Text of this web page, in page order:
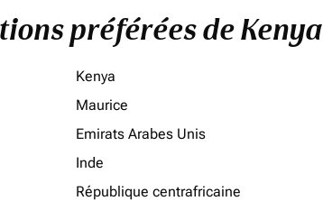
préférées de
Kenya
Maurice
Emirats Arabes Unis
Inde
République centrafricaine